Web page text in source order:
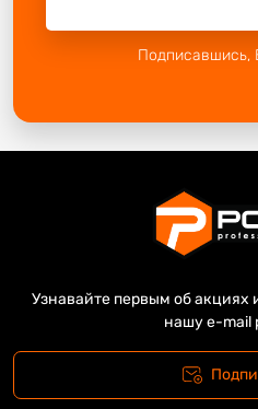
Подписавшись,
Узнавайте первым об акциях
нашу e-mail